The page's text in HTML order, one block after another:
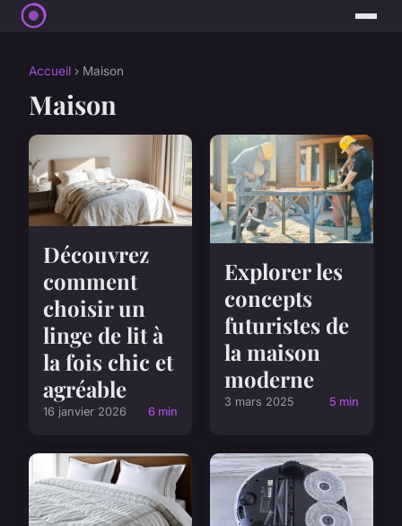
Accueil › Maison
Maison
Découvrez
comment
choisir un
linge de lit à
la fois chic et
agréable
16 janvier 2026 6 min
Explorer les
concepts
futuristes de
la maison
moderne
3 mars 2025 5 min